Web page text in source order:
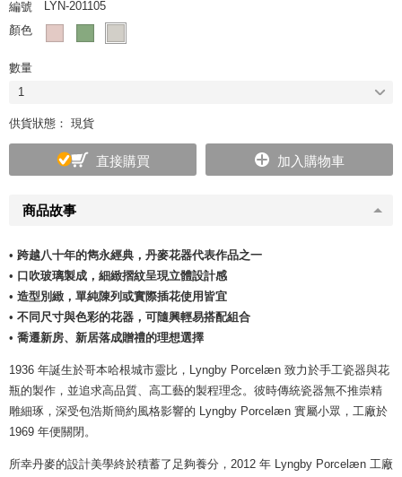
商品故事
• 跨越八十年的雋永經典，丹麥花器代表作品之一
• 口吹玻璃製成，細緻摺紋呈現立體設計感
• 造型別緻，單純陳列或實際插花使用皆宜
• 不同尺寸與色彩的花器，可隨興輕易搭配組合
• 喬遷新房、新居落成贈禮的理想選擇
1936 年誕生於哥本哈根城市靈比，Lyngby Porcelæn 致力於手工瓷器與花
瓶的製作，並追求高品質、高工藝的製程理念。彼時傳統瓷器無不推崇精
雕細琢，深受包浩斯簡約風格影響的 Lyngby Porcelæn 實屬小眾，工廠於
1969 年便關閉。
所幸丹麥的設計美學終於積蓄了足夠養分，2012 年 Lyngby Porcelæn 工廠
編號
LYN-201105
顏色
數量
1
供貨狀態： 現貨
直接購買 加入購物車